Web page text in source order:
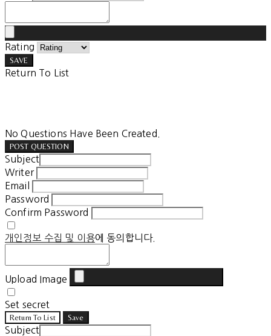
Rating
SAVE
Return To List
No Questions Have Been Created.
POST QUESTION
Subject
Writer
Email
Password
Confirm Password
개인정보 수집 및 이용에 동의합니다.
Upload Image
Set secret
Return To List Save
Subject